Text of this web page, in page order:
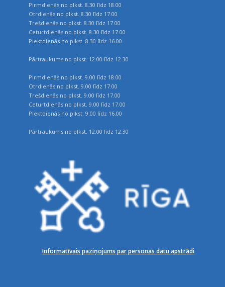
Pirmdienās no plkst. 8.30 līdz 18.00
Otrdienās no plkst. 8.30 līdz 17.00
Trešdienās no plkst. 8.30 līdz 17.00
Ceturtdienās no plkst. 8.30 līdz 17.00
Piektdienās no plkst. 8.30 līdz 16.00
Pārtraukums no plkst. 12.00 līdz 12.30
Pirmdienās no plkst. 9.00 līdz 18.00
Otrdienās no plkst. 9.00 līdz 17.00
Trešdienās no plkst. 9.00 līdz 17.00
Ceturtdienās no plkst. 9.00 līdz 17.00
Piektdienās no plkst. 9.00 līdz 16.00
Pārtraukums no plkst. 12.00 līdz 12.30
Informatīvais paziņojums par personas datu apstrādi